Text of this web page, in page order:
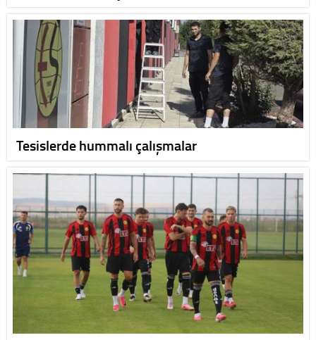
Tesislerde hummalı çalışmalar